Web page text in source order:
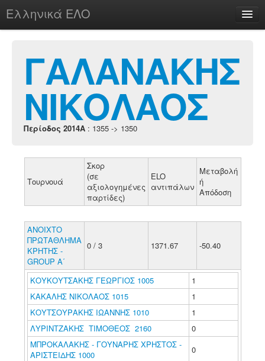
Ελληνικά ΕΛΟ
chesstu.be @ discord
Login
ΓΑΛΑΝΑΚΗΣ
ΝΙΚΟΛΑΟΣ
Περίοδος 2014A : 1355 -> 1350
Τουρνουά
Σκορ
(σε
αξιολογημένες
παρτίδες)
ELO
αντιπάλων
Μεταβολή
ή
Απόδοση
ΑΝΟΙΧΤΟ
ΠΡΩΤΑΘΛΗΜΑ
ΚΡΗΤΗΣ -
GROUP A΄
0 / 3 1371.67 -50.40
ΚΟΥΚΟΥΤΣΑΚΗΣ ΓΕΩΡΓΙΟΣ 1005
1
ΚΑΚΑΛΗΣ ΝΙΚΟΛΑΟΣ 1015
1
ΚΟΥΤΣΟΥΡΑΚΗΣ ΙΩΑΝΝΗΣ 1010
1
ΛΥΡΙΝΤΖΑΚΗΣ ΤΙΜΟΘΕΟΣ 2160
0
ΜΠΡΟΚΑΛΑΚΗΣ - ΓΟΥΝΑΡΗΣ ΧΡΗΣΤΟΣ -
ΑΡΙΣΤΕΙΔΗΣ 1000
0